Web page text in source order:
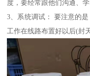
度，要经常跟他们沟通、学
3、系统调试： 要注意的
工作在线路布置好以后(封